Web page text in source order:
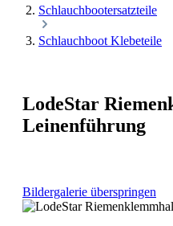
Schlauchbootersatzteile
Schlauchboot Klebeteile
LodeStar
Leinenführung
Bildergalerie überspringen